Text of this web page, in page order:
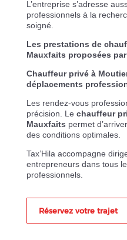
L’entreprise s’adresse
professionnels à la
soigné.
Les prestations de
Mauxfaits proposées par
Chauffeur privé à
déplacements
Les rendez-vous
précision. Le chauffeur
Mauxfaits permet
des conditions optimales.
Tax’Hila accompagne
entrepreneurs dans tous
professionnels.
Réservez votre trajet